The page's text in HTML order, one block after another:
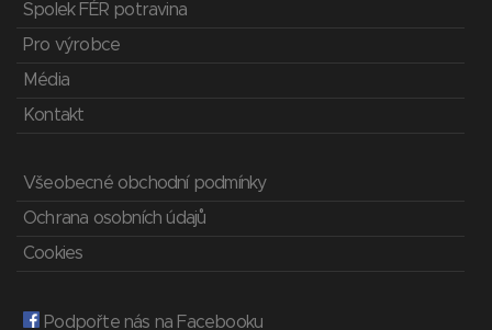
Spolek FÉR potravina
Pro výrobce
Média
Kontakt
Všeobecné obchodní podmínky
Ochrana osobních údajů
Cookies
Podpořte nás na Facebooku